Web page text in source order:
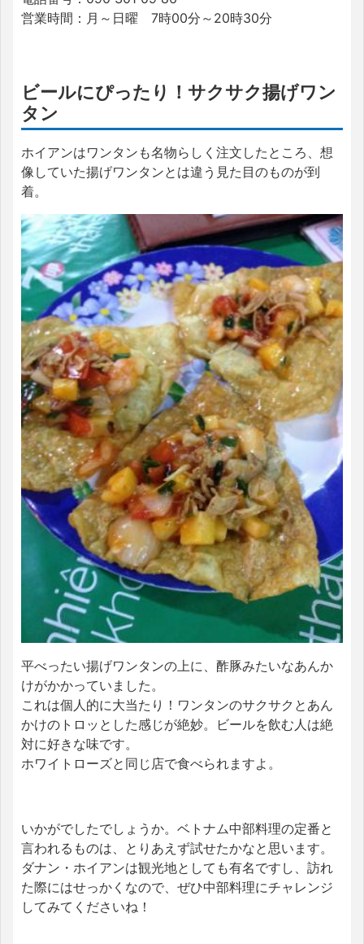
営業時間：月～日曜 7時00分～20時30分
ビールにぴったり！サクサク揚げワン
タン
ホイアンはワンタンも名物らしく注文したところ、想
像していた揚げワンタンとは違う見た目のものが到
着。
平べったい揚げワンタンの上に、酢豚みたいなあんか
けがかかっていました。
これは個人的に大当たり！ワンタンのサクサクとあん
かけのトロッとした感じが絶妙。ビールを飲む人は絶
対に好きな味です。
ホワイトローズと同じ店で食べられますよ。
いかがでしたでしょうか。ベトナム中部料理の定番と
言われるものは、とりあえず試せたかなと思います。
ダナン・ホイアンは観光地としても有名ですし、訪れ
た際にはせっかくなので、ぜひ中部料理にチャレンジ
してみてくださいね！